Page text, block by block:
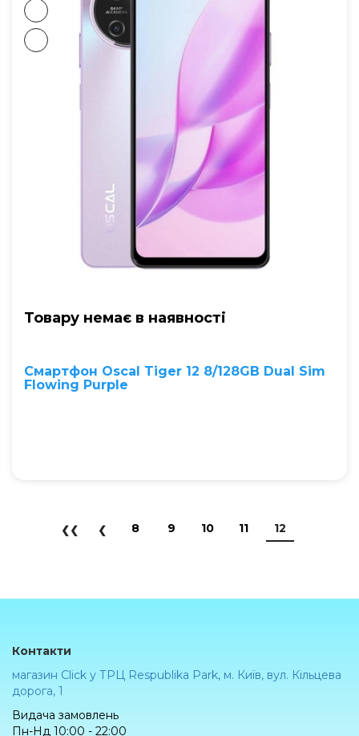
Товару немає в наявностi
Смартфон Oscal Tiger 12 8/128GB Dual Sim
Flowing Purple
8 9 10 11 12
Контакти
магазин Click у ТРЦ Respublika Park, м. Київ, вул. Кільцева
дорога, 1
Видача замовлень
Пн-Нд 10:00 - 22:00